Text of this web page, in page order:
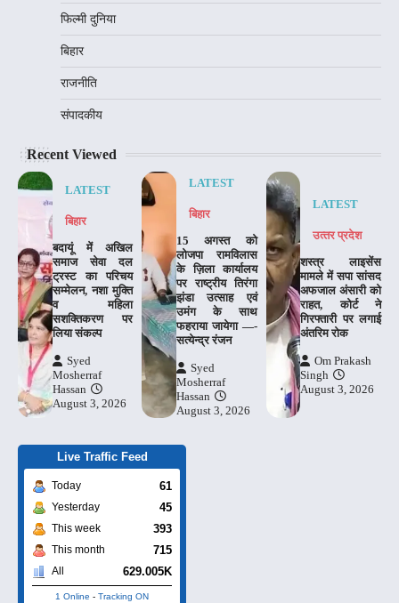
फिल्मी दुनिया
बिहार
राजनीति
संपादकीय
Recent Viewed
LATEST
बिहार
बदायूं में अखिल
समाज सेवा दल
ट्रस्ट का परिचय
सम्मेलन, नशा मुक्ति
व महिला
सशक्तिकरण पर
लिया संकल्प
Syed
Mosherraf
Hassan
August 3, 2026
LATEST
बिहार
15 अगस्त को
लोजपा रामविलास
के ज़िला कार्यालय
पर राष्ट्रीय तिरंगा
झंडा उत्साह एवं
उमंग के साथ
फहराया जायेगा —-
सत्येन्द्र रंजन
Syed
Mosherraf
Hassan
August 3, 2026
LATEST
उत्‍तर प्रदेश
शस्त्र लाइसेंस
मामले में सपा सांसद
अफजाल अंसारी को
राहत, कोर्ट ने
गिरफ्तारी पर लगाई
अंतरिम रोक
Om Prakash
Singh
August 3, 2026
Live Traffic Feed
Today 61
Yesterday 45
This week 393
This month 715
All 629.005K
1 Online - Tracking ON